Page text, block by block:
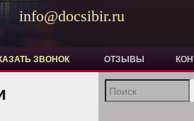
info@docsibir.ru
ЗВОНОК ОТЗЫВЫ